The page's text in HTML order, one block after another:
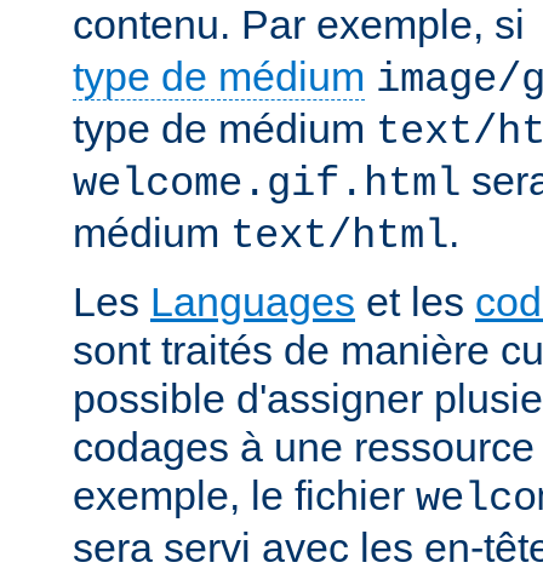
contenu. Par exemple, si
type de médium
type de médium text/
welcome.gif.html
médium text/html.
Les Languages et les
sont traités de manière
possible d'assigner
codages à une
exemple, le fichier
sera servi avec les en-